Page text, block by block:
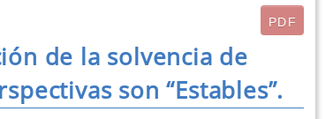
PDF
de la solvencia de
son “Estables”.